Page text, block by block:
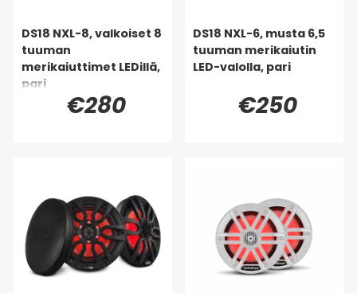
DS18 NXL-8, valkoiset 8
tuuman
merikaiuttimet LEDillä,
pari
€280
DS18 NXL-6, musta 6,5
tuuman merikaiutin
LED-valolla, pari
€250